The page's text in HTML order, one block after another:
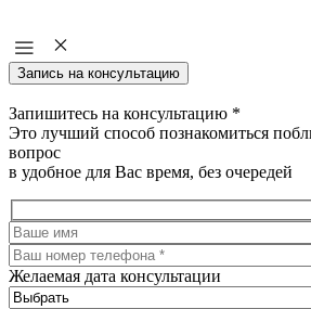
Запись на консультацию
Запишитесь на консультацию *
Это лучший способ познакомиться
вопрос
в удобное для Вас время, без очередей
Желаемая дата консультации